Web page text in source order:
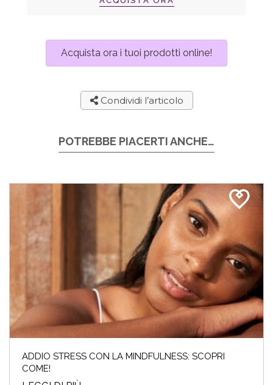
Acquista ora i tuoi prodotti online!
Condividi l’articolo
POTREBBE PIACERTI ANCHE…
ADDIO STRESS CON LA MINDFULNESS: SCOPRI
COME!